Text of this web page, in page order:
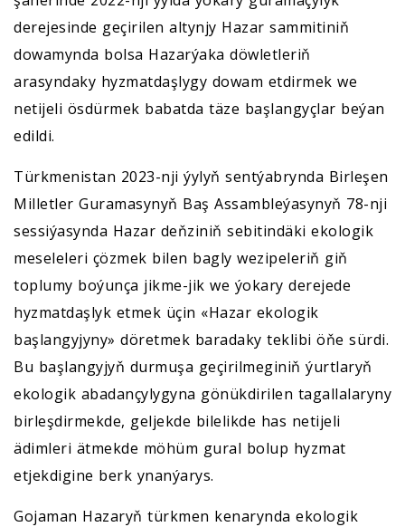
derejesinde geçirilen altynjy Hazar sammitiniň
dowamynda bolsa Hazarýaka döwletleriň
arasyndaky hyzmatdaşlygy dowam etdirmek we
netijeli ösdürmek babatda täze başlangyçlar beýan
edildi.
Türkmenistan 2023-nji ýylyň sentýabrynda Birleşen
Milletler Guramasynyň Baş Assambleýasynyň 78-nji
sessiýasynda Hazar deňziniň sebitindäki ekologik
meseleleri çözmek bilen bagly wezipeleriň giň
toplumy boýunça jikme-jik we ýokary derejede
hyzmatdaşlyk etmek üçin «Hazar ekologik
başlangyjyny» döretmek baradaky teklibi öňe sürdi.
Bu başlangyjyň durmuşa geçirilmeginiň ýurtlaryň
ekologik abadançylygyna gönükdirilen tagallalaryny
birleşdirmekde, geljekde bilelikde has netijeli
ädimleri ätmekde möhüm gural bolup hyzmat
etjekdigine berk ynanýarys.
Gojaman Hazaryň türkmen kenarynda ekologik